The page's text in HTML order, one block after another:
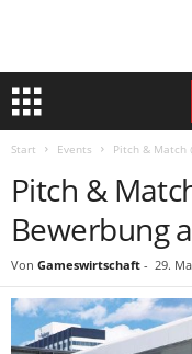
Start Events Pitch & Match
Pitch &
Bewerbung
Von Gameswirtschaft - 29.